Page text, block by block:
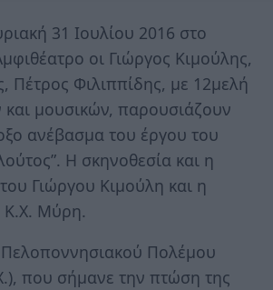
31 Ιουλίου 2016 στο
οι Γιώργος Κιμούλης,
Πέτρος Φιλιππίδης, με 12μελή
μουσικών, παρουσιάζουν
ανέβασμα του έργου του
Η σκηνοθεσία και η
Γιώργου Κιμούλη και η
Κ.Χ. Μύρη.
Πολέμου
που σήμανε την πτώση της